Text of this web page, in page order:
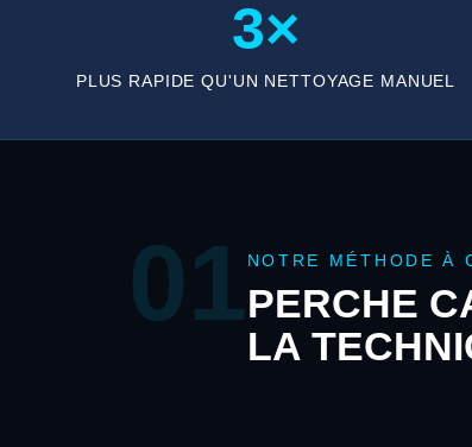
3×
PLUS RAPIDE QU'UN NETTOYAGE MANUEL
01 NOTRE MÉTHODE À
PERCHE
LA